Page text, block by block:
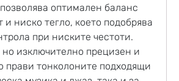
оптимален баланс
и ниско тегло, което подобрява
при ниските честоти.
изключително прецизен и
прави тонколоните подходящи